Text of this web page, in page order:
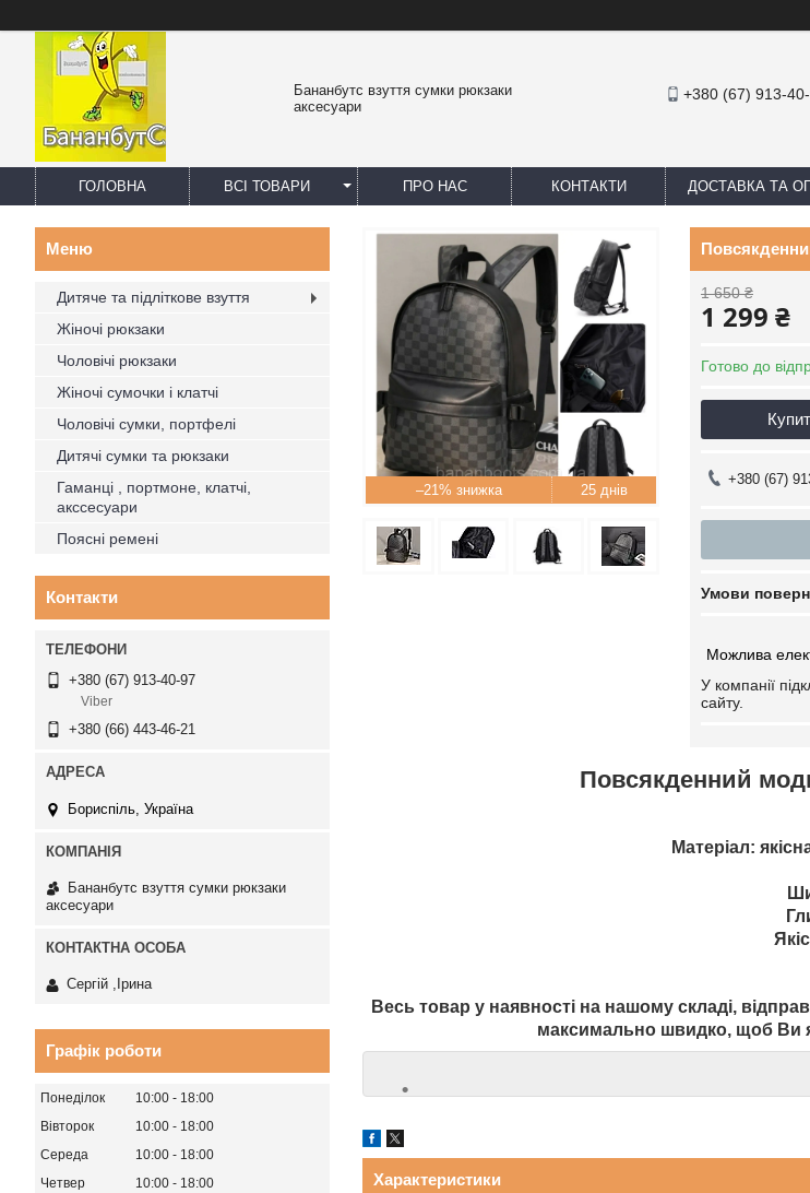
Бананбутс взуття сумки рюкзаки
аксесуари
+380 (67) 913-
ГОЛОВНА ВСІ ТОВАРИ ПРО НАС КОНТАКТИ ДОСТАВКА ТА
–21% 25 днів
1 650 ₴
1 299 ₴
Готово до
+380 (67)
У компанії
сайту.
Повсякденний
Матеріал:
Весь товар у наявності на нашому складі,
максимально швидко, щоб Ви
Характеристики
Дитяче та підліткове взуття
Жіночі рюкзаки
Чоловічі рюкзаки
Жіночі сумочки і клатчі
Чоловічі сумки, портфелі
Дитячі сумки та рюкзаки
Гаманці , портмоне, клатчі,
акссесуари
Поясні ремені
Контакти
+380 (67) 913-40-97
Viber
+380 (66) 443-46-21
Бориспіль, Україна
Бананбутс взуття сумки рюкзаки
аксесуари
Сергій ,Ірина
Графік роботи
Понеділок 10:00
18:00
Вівторок
10:00
18:00
Середа
10:00
18:00
Четвер
10:00
18:00